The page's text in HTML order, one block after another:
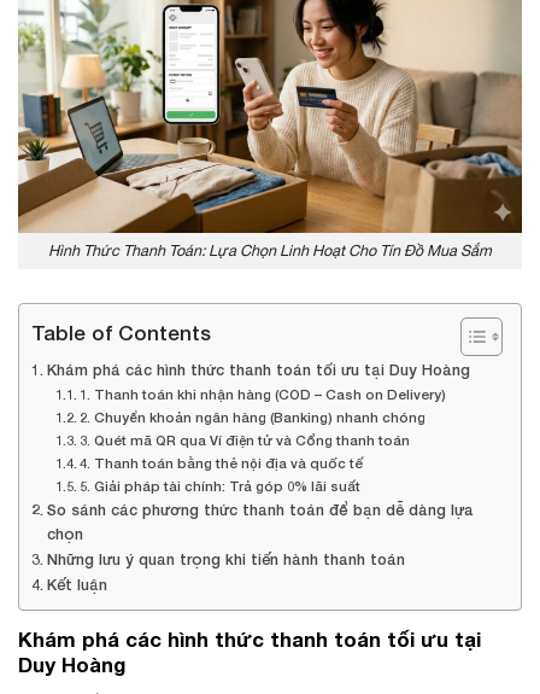
Hình Thức Thanh Toán: Lựa Chọn Linh Hoạt Cho Tín Đồ Mua Sắm
Table of Contents
Khám phá các hình thức thanh toán tối ưu tại Duy Hoàng
1. Thanh toán khi nhận hàng (COD – Cash on Delivery)
2. Chuyển khoản ngân hàng (Banking) nhanh chóng
3. Quét mã QR qua Ví điện tử và Cổng thanh toán
4. Thanh toán bằng thẻ nội địa và quốc tế
5. Giải pháp tài chính: Trả góp 0% lãi suất
So sánh các phương thức thanh toán để bạn dễ dàng lựa
chọn
Những lưu ý quan trọng khi tiến hành thanh toán
Kết luận
Khám phá các hình thức thanh toán tối ưu tại
Duy Hoàng